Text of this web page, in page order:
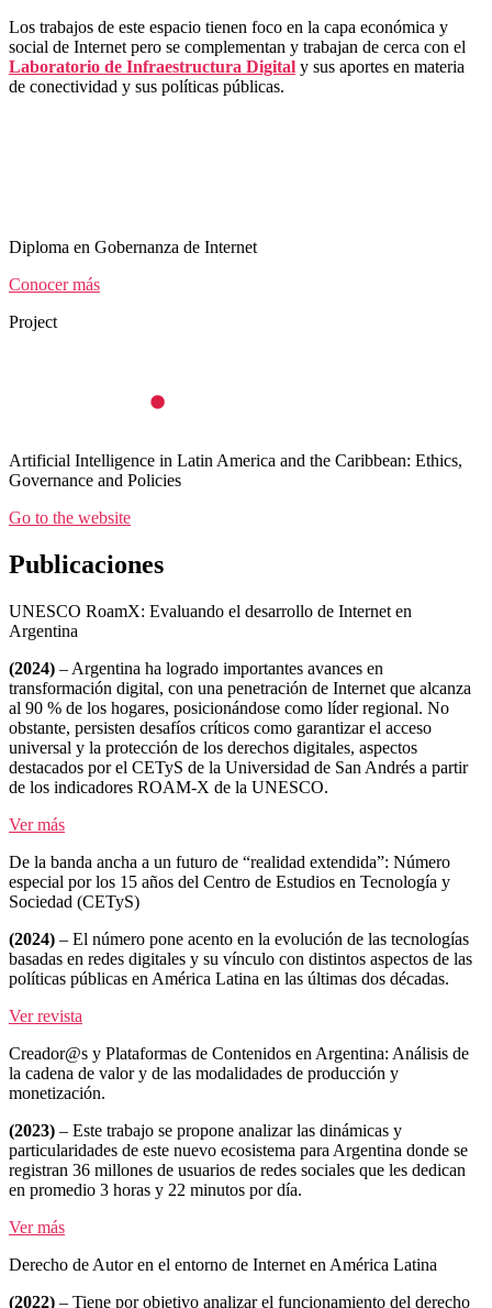
Los trabajos de este espacio tienen foco en la capa económica y
social de Internet pero se complementan y trabajan de cerca con el
Laboratorio de Infraestructura Digital y sus aportes en materia
de conectividad y sus políticas públicas.
Diploma en Gobernanza de Internet
Conocer más
Project
Artificial Intelligence in Latin America and the Caribbean: Ethics,
Governance and Policies
Go to the website
Publicaciones
UNESCO RoamX: Evaluando el desarrollo de Internet en
Argentina
(2024) – Argentina ha logrado importantes avances en
transformación digital, con una penetración de Internet que alcanza
al 90 % de los hogares, posicionándose como líder regional. No
obstante, persisten desafíos críticos como garantizar el acceso
universal y la protección de los derechos digitales, aspectos
destacados por el CETyS de la Universidad de San Andrés a partir
de los indicadores ROAM-X de la UNESCO.
Ver más
De la banda ancha a un futuro de “realidad extendida”: Número
especial por los 15 años del Centro de Estudios en Tecnología y
Sociedad (CETyS)
(2024) – El número pone acento en la evolución de las tecnologías
basadas en redes digitales y su vínculo con distintos aspectos de las
políticas públicas en América Latina en las últimas dos décadas.
Ver revista
Creador@s y Plataformas de Contenidos en Argentina: Análisis de
la cadena de valor y de las modalidades de producción y
monetización.
(2023) – Este trabajo se propone analizar las dinámicas y
particularidades de este nuevo ecosistema para Argentina donde se
registran 36 millones de usuarios de redes sociales que les dedican
en promedio 3 horas y 22 minutos por día.
Ver más
Derecho de Autor en el entorno de Internet en América Latina
(2022) – Tiene por objetivo analizar el funcionamiento del derecho